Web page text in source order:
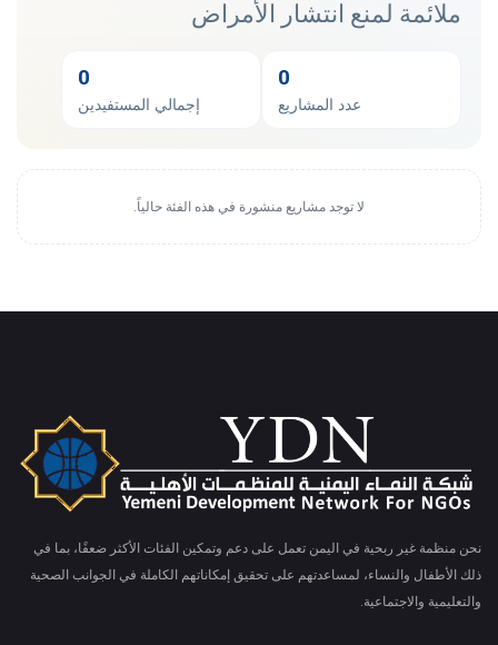
ملائمة لمنع انتشار الأمراض
0
عدد المشاريع
0
إجمالي المستفيدين
لا توجد مشاريع منشورة في هذه الفئة حالياً.
نحن منظمة غير ربحية في اليمن تعمل على دعم وتمكين الفئات الأكثر ضعفًا، بما في
ذلك الأطفال والنساء، لمساعدتهم على تحقيق إمكاناتهم الكاملة في الجوانب الصحية
والتعليمية والاجتماعية.